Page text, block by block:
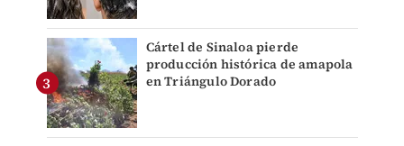
Cártel de Sinaloa pierde
producción histórica de amapola
en Triángulo Dorado